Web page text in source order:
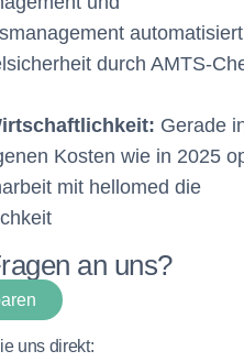
durch AMTS-
Gerade
Kosten wie in 2025
mit hellomed die
an uns?
uns direkt: